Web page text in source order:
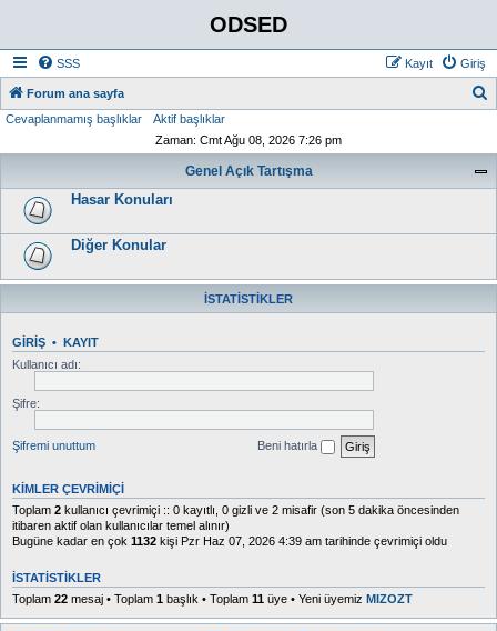
ODSED
SSS Giriş
Kayıt
Forum ana sayfa
Cevaplanmamış başlıklar
Aktif başlıklar
Zaman: Cmt Ağu 08, 2026 7:26 pm
Genel Açık Tartışma
Hasar Konuları
Diğer Konular
İSTATISTIKLER
GIRIŞ • KAYIT
Kullanıcı adı:
Şifre:
Şifremi unuttum Beni hatırla
KIMLER ÇEVRIMIÇI
Toplam 2 kullanıcı çevrimiçi :: 0 kayıtlı, 0 gizli ve 2 misafir (son 5 dakika öncesinden
itibaren aktif olan kullanıcılar temel alınır)
Bugüne kadar en çok 1132 kişi Pzr Haz 07, 2026 4:39 am tarihinde çevrimiçi oldu
İSTATISTIKLER
Toplam 22 mesaj • Toplam 1 başlık • Toplam 11 üye • Yeni üyemiz MIZOZT